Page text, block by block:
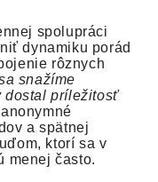
spolupráci
dynamiku porád
rôznych
snažíme
dostal príležitosť
a spätnej
ktorí sa v
menej často.